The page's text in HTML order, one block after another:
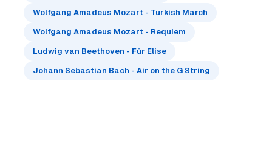
Wolfgang Amadeus Mozart - Turkish March
Wolfgang Amadeus Mozart - Requiem
Ludwig van Beethoven - Für Elise
Johann Sebastian Bach - Air on the G String